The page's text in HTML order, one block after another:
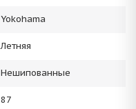
Yokohama
Летняя
Нешипованные
87